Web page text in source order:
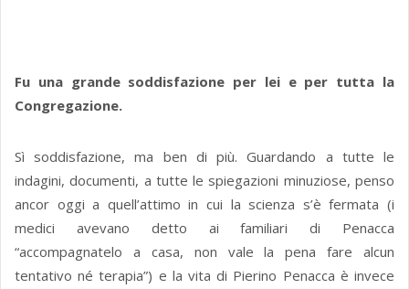
Fu una grande soddisfazione per lei e per tutta la
Congregazione.
Sì soddisfazione, ma ben di più. Guardando a tutte le
indagini, documenti, a tutte le spiegazioni minuziose, penso
ancor oggi a quell’attimo in cui la scienza s’è fermata (i
medici avevano detto ai familiari di Penacca
“accompagnatelo a casa, non vale la pena fare alcun
tentativo né terapia”) e la vita di Pierino Penacca è invece